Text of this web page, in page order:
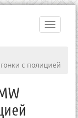
Toggle
с полицией